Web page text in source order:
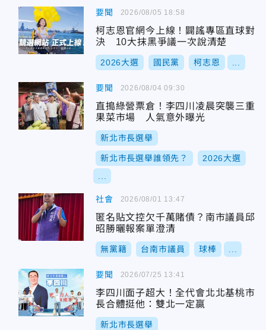
要聞
柯志恩官網今上線！闢謠專區直球對
決 10大抹黑爭議一次說清楚
2026大選 國民黨 柯志恩
2026/08/05 18:58
要聞
直搗綠營票倉！李四川凌晨突襲三重
果菜市場 人氣意外曝光
新北市長選舉
新北市長選舉誰領先？ 2026大選
2026/08/04 09:30
社會
匿名貼文控欠千萬賭債？南市議員邱
昭勝曬報案單澄清
無黨籍 台南市議員 球棒
2026/08/01 13:47
要聞
李四川面子超大！全代會北北基桃市
長合體挺他：雙北一定贏
新北市長選舉
2026/07/25 13:41